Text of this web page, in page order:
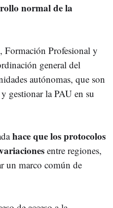
normal de la
Profesional y
general del
autónomas, que son
gestionar la PAU en su
hace que los protocolos
entre regiones,
un marco común de